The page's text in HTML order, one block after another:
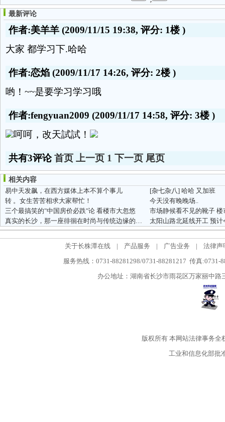
最新评论
作者:美羊羊 (2009/11/15 19:38, 评分: 1楼)
大家 都学习下.哈哈
作者:恋焰 (2009/11/17 14:26, 评分: 2楼)
哟！~~是要学习学习哦
作者:fengyuan2009 (2009/11/17 14:58, 评分: 3楼)
呵呵，改天試試！
共有3评论首页 上一页 1 下一页 尾页
相关内容
易中天发飙，在西方媒体上本不算个事儿
[杂七杂八]哈哈 又加班
转 。女生苦苦相求大家帮忙！
今天没有晚晚场..
三个最搞笑的"中国房价必跌"论 看楼市大忽悠
市场静候看不见的靴子
真实的长沙，那一座徘徊在时尚与传统边缘的城市
太阳山路北延线开工 预
关于长株潭在线 | 产品服务 | 广告业务 |
法律声
服务热线：0731-88281298/0731-88281217 传真:0731-
办公地址：湖南省长沙市雨花区万家丽中
版权所有本网站法律事务全
工业和信息化部批